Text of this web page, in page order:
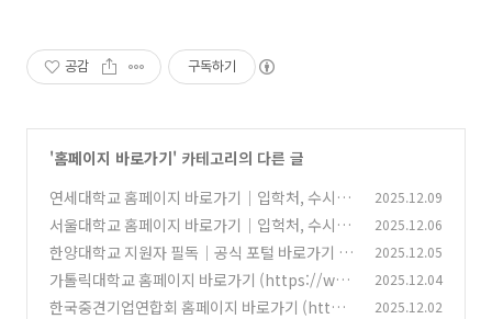
공감 구독하기
'홈페이지 바로가기' 카테고리의 다른 글
연세대학교 홈페이지 바로가기｜입학처, 수시·
정시 전형 안내 (1)
2025.12.09
서울대학교 홈페이지 바로가기｜입헉처, 수시·
정시 모집요강 확인
(0)
2025.12.06
한양대학교 지원자 필독｜공식 포털 바로가기 및
입학처 공지·원서접수 안내 (0)
2025.12.05
가톨릭대학교 홈페이지 바로가기 (https://ww
w.catholic.ac.kr)
(0)
2025.12.04
한국중견기업연합회 홈페이지 바로가기 (http
2025.12.02